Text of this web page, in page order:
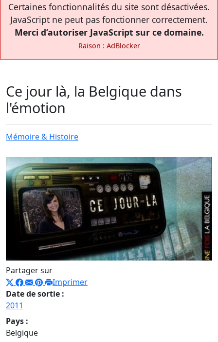
Certaines fonctionnalités du site sont désactivées.
JavaScript ne peut pas fonctionner correctement.
Merci d’autoriser JavaScript sur ce domaine.
Raison : AdBlocker
Ce jour là, la Belgique dans
l'émotion
Mémoire & Histoire
Partager sur
Imprimer
Date de sortie :
2011
Pays :
Belgique